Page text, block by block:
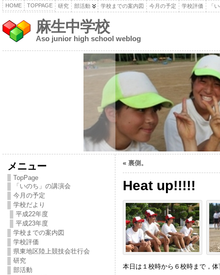
HOME TOPPAGE 研究 部活動 学校までの案内図 今月の予定 学校評価 「
麻生中学校
Aso junior high school weblog
メニュー
TopPage
「いのち」の講演会
今月の予定
学校だより
平成22年度
平成23年度
学校までの案内図
学校評価
県東地区陸上競技会壮行会
研究
部活動
« 裏側。
Heat up!!!!!
本日は１校時から６校時まで，